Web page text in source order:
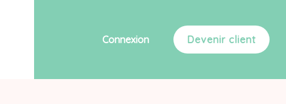
Connexion Devenir client